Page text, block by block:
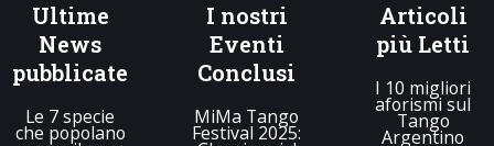
Ultime
News
pubblicate
Le 7 specie
che popolano
I nostri
Eventi
Conclusi
MiMa Tango
Festival 2025:
Articoli
più Letti
I 10 migliori
aforismi sul
Tango
Argentino